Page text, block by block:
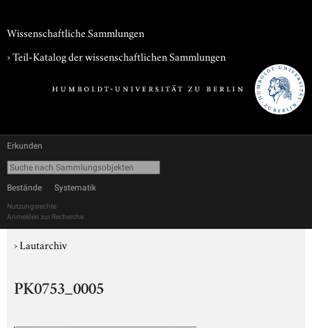
Wissenschaftliche Sammlungen
› Teil-Katalog der wissenschaftlichen Sammlungen
Erkunden
Bestände Systematik
Nutzungsrechte
Anmelden zur Recherche
›Lautarchiv
PK0753_0005